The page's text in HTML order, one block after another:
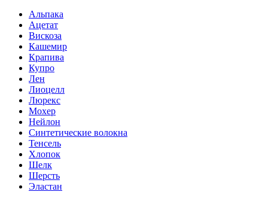
Альпака
Ацетат
Вискоза
Кашемир
Крапива
Купро
Лен
Лиоцелл
Люрекс
Мохер
Нейлон
Синтетические волокна
Тенсель
Хлопок
Шелк
Шерсть
Эластан